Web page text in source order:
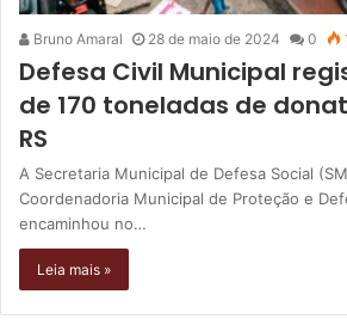
Bruno Amaral 28 de maio de 2024 0
Defesa Civil Municipal
de 170 toneladas de
RS
A Secretaria Municipal de Defesa Social
Coordenadoria Municipal de Proteção e
encaminhou no…
Leia mais »